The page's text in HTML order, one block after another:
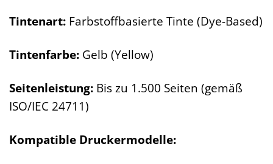
Tintenart: Farbstoffbasierte Tinte (Dye-Based)
Tintenfarbe: Gelb (Yellow)
Seitenleistung: Bis zu 1.500 Seiten (gemäß
ISO/IEC 24711)
Kompatible Druckermodelle: